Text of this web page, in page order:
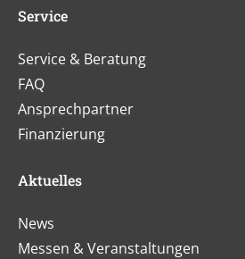
Service
Service & Beratung
FAQ
Ansprechpartner
Finanzierung
Aktuelles
News
Messen & Veranstaltungen